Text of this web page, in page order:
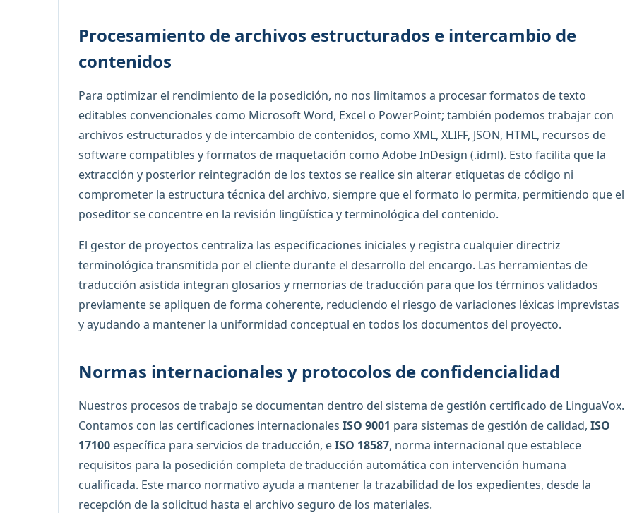
Procesamiento de archivos estructurados e intercambio de
contenidos
Para optimizar el rendimiento de la posedición, no nos limitamos a procesar formatos de texto
editables convencionales como Microsoft Word, Excel o PowerPoint; también podemos trabajar con
archivos estructurados y de intercambio de contenidos, como XML, XLIFF, JSON, HTML, recursos de
software compatibles y formatos de maquetación como Adobe InDesign (.idml). Esto facilita que la
extracción y posterior reintegración de los textos se realice sin alterar etiquetas de código ni
comprometer la estructura técnica del archivo, siempre que el formato lo permita, permitiendo que el
poseditor se concentre en la revisión lingüística y terminológica del contenido.
El gestor de proyectos centraliza las especificaciones iniciales y registra cualquier directriz
terminológica transmitida por el cliente durante el desarrollo del encargo. Las herramientas de
traducción asistida integran glosarios y memorias de traducción para que los términos validados
previamente se apliquen de forma coherente, reduciendo el riesgo de variaciones léxicas imprevistas
y ayudando a mantener la uniformidad conceptual en todos los documentos del proyecto.
Normas internacionales y protocolos de confidencialidad
Nuestros procesos de trabajo se documentan dentro del sistema de gestión certificado de LinguaVox.
Contamos con las certificaciones internacionales ISO 9001 para sistemas de gestión de calidad, ISO
17100 específica para servicios de traducción, eISO 18587, norma internacional que establece
requisitos para la posedición completa de traducción automática con intervención humana
cualificada. Este marco normativo ayuda a mantener la trazabilidad de los expedientes, desde la
recepción de la solicitud hasta el archivo seguro de los materiales.